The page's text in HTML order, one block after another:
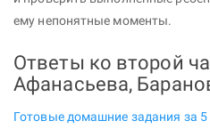
ему непонятные моменты.
Ответы ко второй
Афанасьева,
Готовые домашние задания за 5